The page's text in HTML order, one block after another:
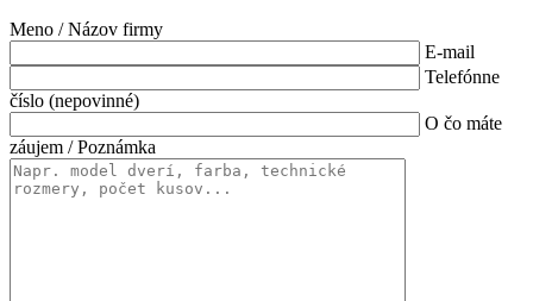
Meno / Názov firmy
E-mail
Telefónne
číslo (nepovinné)
O čo máte
záujem / Poznámka